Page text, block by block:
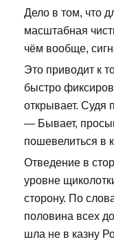
Дело в том, что
масштабная
чём вообще,
Это приводит к
быстро
открывает. Судя
— Бывает,
пошевелиться в
Отведение в
уровне
сторону. По
половина всех
шла не в казну